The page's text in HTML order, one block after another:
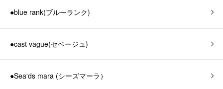
●blue rank(ブルーランク)
●cast vague(セベージュ)
●Sea'ds mara (シーズマーラ）